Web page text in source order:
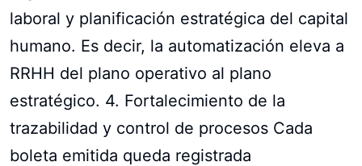
laboral y planificación estratégica del capital
humano. Es decir, la automatización eleva a
RRHH del plano operativo al plano
estratégico. 4. Fortalecimiento de la
trazabilidad y control de procesos Cada
boleta emitida queda registrada